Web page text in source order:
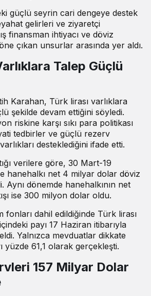
güçlü seyrin cari dengeye destek
gelirleri ve ziyaretçi
finansman ihtiyacı ve döviz
çıkan unsurlar arasında yer aldı.
Talep Güçlü
Karahan, Türk lirası varlıklara
şekilde devam ettiğini söyledi.
riskine karşı sıkı para politikası
tedbirler ve güçlü rezerv
desteklediğini ifade etti.
verilere göre, 30 Mart-19
hanehalkı net 4 milyar dolar döviz
Aynı dönemde hanehalkının net
ise 300 milyon dolar oldu.
fonları dahil edildiğinde Türk lirası
payı 17 Haziran itibarıyla
Yalnızca mevduatlar dikkate
yüzde 61,1 olarak gerçekleşti.
157 Milyar Dolar